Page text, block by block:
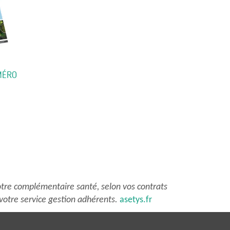
complémentaire santé, selon vos contrats
service gestion adhérents. asetys.fr